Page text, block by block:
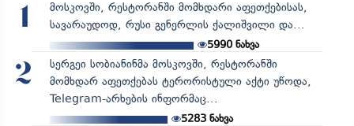
1
მოსკოვში, რესტორანში მომხდარი აფეთქებისას,
სავარაუდოდ, რუსი გენერლის ქალიშვილი და...
5990ნახვა
2
სერგეი სობიანინმა მოსკოვში, რესტორანში
მომხდარ აფეთქებას ტერორისტული აქტი უწოდა,
Telegram-არხების ინფორმაც...
5283ნახვა